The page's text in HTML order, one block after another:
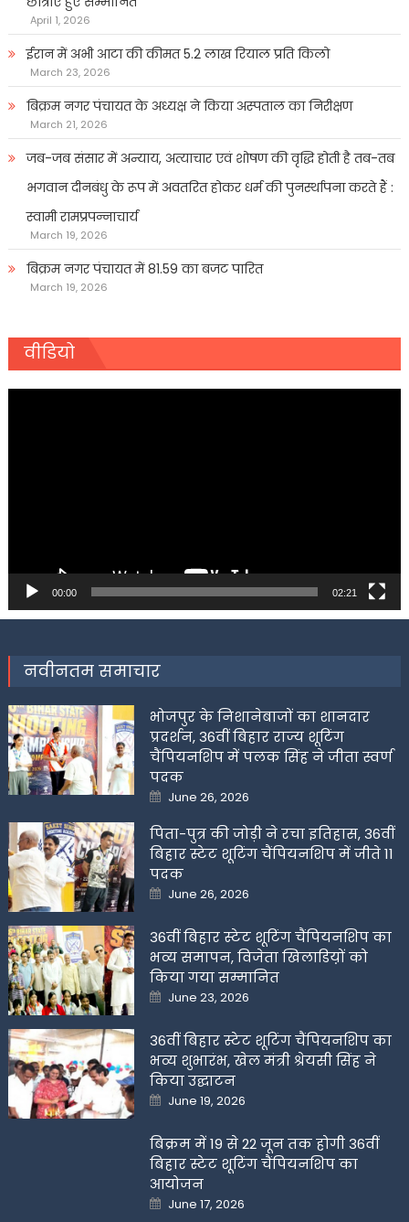
April 1, 2026
ईरान में अभी आटा की कीमत 5.2 लाख रियाल प्रति किलो
March 23, 2026
बिक्रम नगर पंचायत के अध्यक्ष ने किया अस्पताल का निरीक्षण
March 21, 2026
जब-जब संसार में अन्याय, अत्याचार एवं शोषण की वृद्धि होती है तब-तब
भगवान दीनबंधु के रूप में अवतरित होकर धर्म की पुनर्स्थापना करते हैं :
स्वामी रामप्रपन्नाचार्य
March 19, 2026
बिक्रम नगर पंचायत में 81.59 का बजट पारित
March 19, 2026
वीडियो
00:00 02:21
नवीनतम समाचार
भोजपुर के निशानेबाजों का शानदार
प्रदर्शन, 36वीं बिहार राज्य शूटिंग
चैंपियनशिप में पलक सिंह ने जीता स्वर्ण
पदक
Posted
on
June 26, 2026
पिता-पुत्र की जोड़ी ने रचा इतिहास, 36वीं
बिहार स्टेट शूटिंग चैंपियनशिप में जीते 11
पदक
Posted
on
June 26, 2026
36वीं बिहार स्टेट शूटिंग चैंपियनशिप का
भव्य समापन, विजेता खिलाडिय़ों को
किया गया सम्मानित
Posted
on
June 23, 2026
36वीं बिहार स्टेट शूटिंग चैंपियनशिप का
भव्य शुभारंभ, खेल मंत्री श्रेयसी सिंह ने
किया उद्घाटन
Posted
on
June 19, 2026
बिक्रम में 19 से 22 जून तक होगी 36वीं
बिहार स्टेट शूटिंग चैंपियनशिप का
आयोजन
Posted
on
June 17, 2026